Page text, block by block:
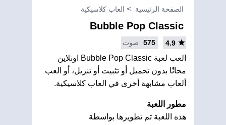
الصفحة الرئيسية العاب كلاسيكية
Bubble Pop Classic
4.9
575 صوت
العب لعبة Bubble Pop Classic اونلاين
مجانًا بدون تحميل أو تثبيت أو تنزيل، أو العب
ألعاب مشابهة أخرى في العاب كلاسيكية.
مطور اللعبة
هذه اللعبة تم تطويرها بواسطة